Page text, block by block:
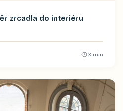
zrcadla do interiéru
3 min